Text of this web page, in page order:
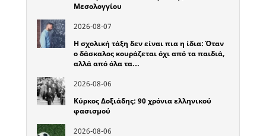
Μεσολογγίου
2026-08-07
Η σχολική τάξη δεν είναι πια η ίδια: Όταν
ο δάσκαλος κουράζεται όχι από τα παιδιά,
αλλά από όλα τα…
2026-08-06
Κύρκος Δοξιάδης: 90 χρόνια ελληνικού
φασισμού
2026-08-06